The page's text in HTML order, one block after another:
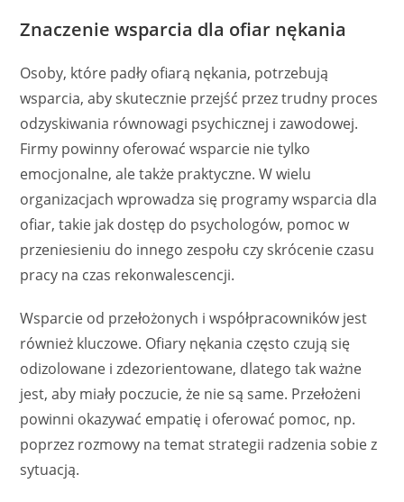
Znaczenie wsparcia dla ofiar nękania
Osoby, które padły ofiarą nękania, potrzebują
wsparcia, aby skutecznie przejść przez trudny proces
odzyskiwania równowagi psychicznej i zawodowej.
Firmy powinny oferować wsparcie nie tylko
emocjonalne, ale także praktyczne. W wielu
organizacjach wprowadza się programy wsparcia dla
ofiar, takie jak dostęp do psychologów, pomoc w
przeniesieniu do innego zespołu czy skrócenie czasu
pracy na czas rekonwalescencji.
Wsparcie od przełożonych i współpracowników jest
również kluczowe. Ofiary nękania często czują się
odizolowane i zdezorientowane, dlatego tak ważne
jest, aby miały poczucie, że nie są same. Przełożeni
powinni okazywać empatię i oferować pomoc, np.
poprzez rozmowy na temat strategii radzenia sobie z
sytuacją.